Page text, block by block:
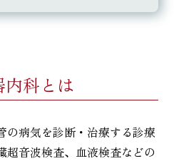
科とは
の病気を診断・治療する診療
超音波検査、血液検査などの